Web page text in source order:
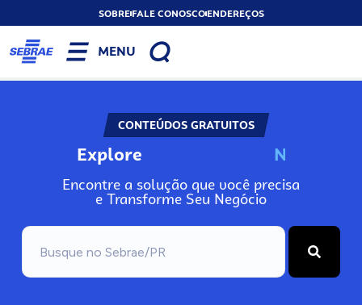
SOBREFALE CONOSCOENDEREÇOS
MENU
CONTEÚDOS GRATUITOS
Explore N
Encontre a solução que você precisa
e Transforme Seu Negócio